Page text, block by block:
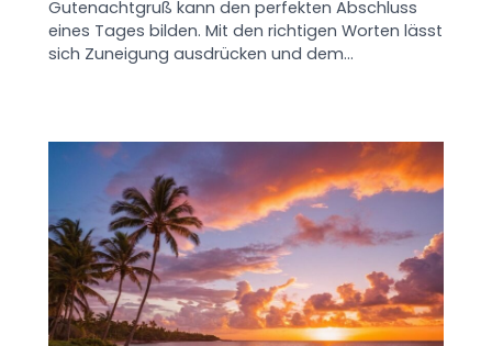
Gutenachtgruß kann den perfekten Abschluss
eines Tages bilden. Mit den richtigen Worten lässt
sich Zuneigung ausdrücken und dem…